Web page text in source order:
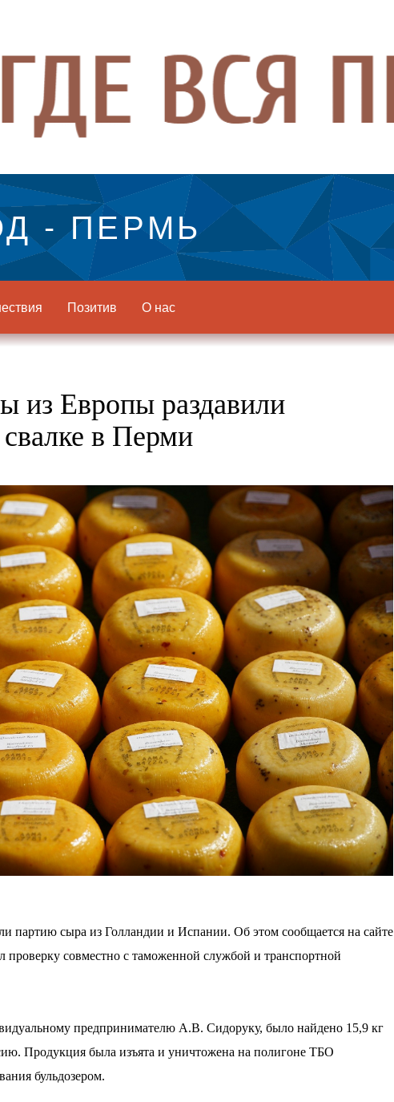
- ПЕРМЬ
Позитив О нас
из Европы раздавили
в Перми
партию сыра из Голландии и Испании. Об этом сообщается на сайте
проверку совместно с таможенной службой и транспортной
предпринимателю А.В. Сидоруку, было найдено 15,9 кг
Продукция была изъята и уничтожена на полигоне ТБО
бульдозером.